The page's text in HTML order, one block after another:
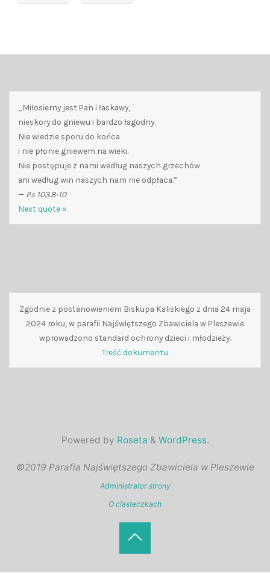
„Miłosierny jest Pan i łaskawy,
nieskory do gniewu i bardzo łagodny.
Nie wiedzie sporu do końca
i nie płonie gniewem na wieki.
Nie postępuje z nami według naszych grzechów
ani według win naszych nam nie odpłaca.”
— Ps 103.8-10
Next quote »
Zgodnie z postanowieniem Biskupa Kaliskiego z dnia 24 maja
2024 roku, w parafii Najświętszego Zbawiciela w Pleszewie
wprowadzono standard ochrony dzieci i młodzieży.
Treść dokumentu
Powered by Roseta & WordPress.
©2019 Parafia Najświętszego Zbawiciela w Pleszewie
Administrator strony
O ciasteczkach
Back